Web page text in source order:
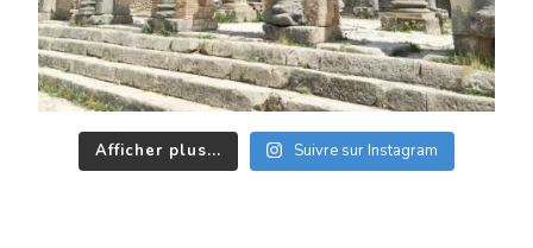
Afficher plus... Suivre sur Instagram